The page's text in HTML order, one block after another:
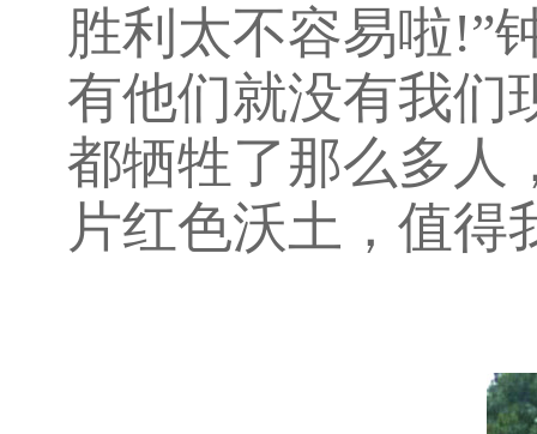
胜利太不容易啦!”
有他们就没有我们
都牺牲了那么多人
片红色沃土，值得